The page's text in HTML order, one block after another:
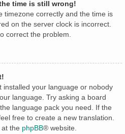
time is still wrong!
timezone correctly and the time is
on the server clock is incorrect.
correct the problem.
installed your language or nobody
language. Try asking a board
language pack you need. If the
free to create a new translation.
the phpBB® website.